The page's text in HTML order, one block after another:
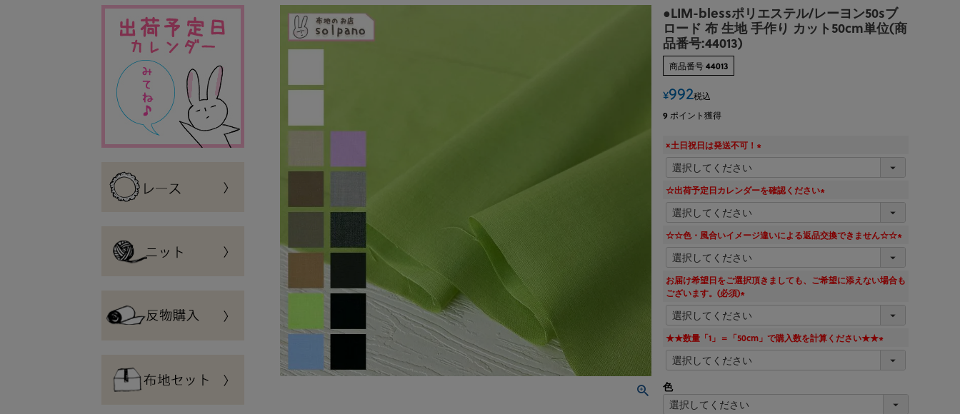
●LIM-blessポリエステル/レーヨン50sブ
ロード 布 生地 手作り カット50cm単位(商
品番号:44013)
商品番号44013
¥992税込
9ポイント獲得
×土日祝日は発送不可！
(
必
須
)
☆出荷予定日カレンダーを確認ください
(
必
須
)
☆☆色・風合いイメージ違いによる返品交換できません☆☆
(
必
須
お届け希望日をご選択頂きましても、ご希望に添えない場合も
ございます。(必須)
(
必
須
)
★★数量「1」＝「50cm」で購入数を計算ください★★
(
必
)
色